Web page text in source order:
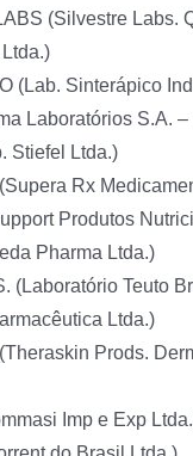
(Silvestre Labs.
(Lab. Sinterápico
Laboratórios S.A.
Stiefel Ltda.)
Rx
Produtos
Pharma Ltda.)
(Laboratório Teuto
Ltda.)
Prods.
Imp e Exp